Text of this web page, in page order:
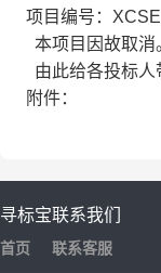
项目编号：
本项目因故取消
由此给各投标人
附件：
寻标宝
首页
联系我们
联系客服